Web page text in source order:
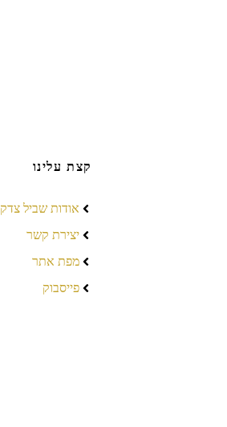
קצת עלינו
אודות שביל צדק
יצירת קשר
מפת אתר
פייסבוק